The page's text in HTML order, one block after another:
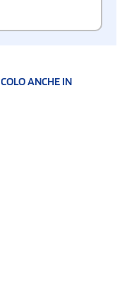
ANCHE IN